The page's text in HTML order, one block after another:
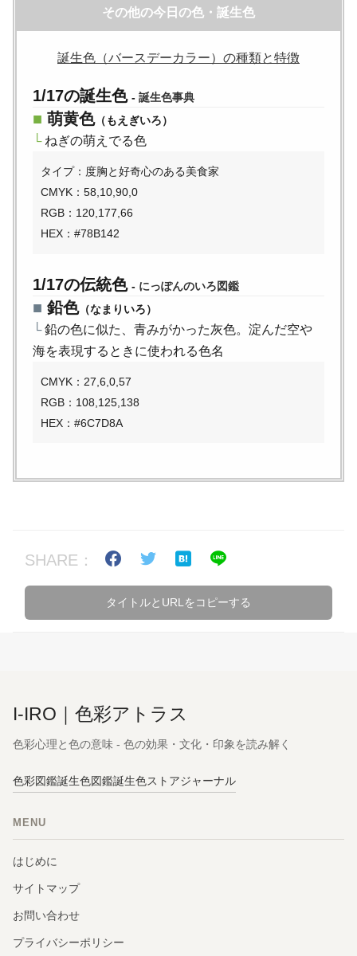
その他の今日の色・誕生色
誕生色（バースデーカラー）の種類と特徴
1/17の誕生色 - 誕生色事典
■ 萌黄色（もえぎいろ）
└ねぎの萌えでる色
タイプ：度胸と好奇心のある美食家
CMYK：58,10,90,0
RGB：120,177,66
HEX：#78B142
1/17の伝統色 - にっぽんのいろ図鑑
■ 鉛色（なまりいろ）
└鉛の色に似た、青みがかった灰色。淀んだ空や
海を表現するときに使われる色名
CMYK：27,6,0,57
RGB：108,125,138
HEX：#6C7D8A
SHARE：
タイトルとURLをコピーする
I-IRO｜色彩アトラス
色彩心理と色の意味 - 色の効果・文化・印象を読み解く
色彩図鑑誕生色図鑑誕生色ストアジャーナル
MENU
はじめに
サイトマップ
お問い合わせ
プライバシーポリシー